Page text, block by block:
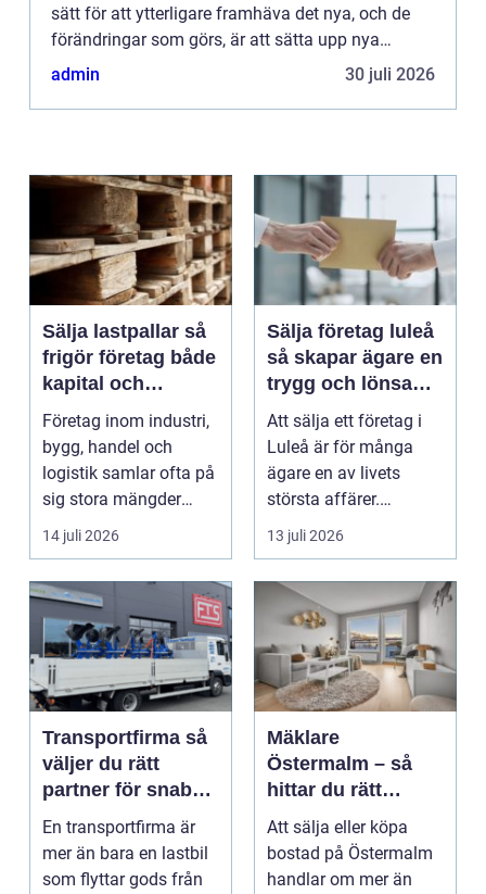
sätt för att ytterligare framhäva det nya, och de
förändringar som görs, är att sätta upp nya
ljusskyltar. Byt ut den gamla, om du hade någon,
admin 30 juli 2026
Sälja lastpallar så
frigör företag både
kapital och
lagerutrymme
Företag inom industri,
bygg, handel och
logistik samlar ofta på
sig stora mängder
lastpallar. De tar...
14 juli 2026
Sälja företag luleå
så skapar ägare en
trygg och lönsam
affär
Att sälja ett företag i
Luleå är för många
ägare en av livets
största affärer.
Beslutet rymmer både
13 juli 2026
Transportfirma så
väljer du rätt
partner för snabba
och trygga
leveranser
En transportfirma är
mer än bara en lastbil
som flyttar gods från
Mäklare
Östermalm – så
hittar du rätt
kompetens för din
bostadsaffär
Att sälja eller köpa
bostad på Östermalm
handlar om mer än